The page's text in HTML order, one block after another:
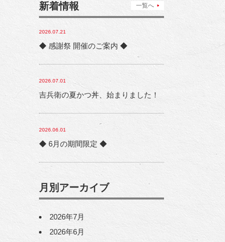
新着情報 一覧へ
2026.07.21
◆ 感謝祭 開催のご案内 ◆
2026.07.01
吉兵衛の夏かつ丼、始まりました！
2026.06.01
◆ 6月の期間限定 ◆
月別アーカイブ
2026年7月
2026年6月